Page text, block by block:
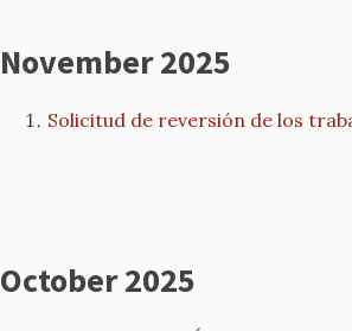
November 2025
Solicitud de reversión de los
October 2025